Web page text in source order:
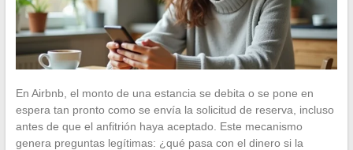
En Airbnb, el monto de una estancia se debita o se pone en
espera tan pronto como se envía la solicitud de reserva, incluso
antes de que el anfitrión haya aceptado. Este mecanismo
genera preguntas legítimas: ¿qué pasa con el dinero si la